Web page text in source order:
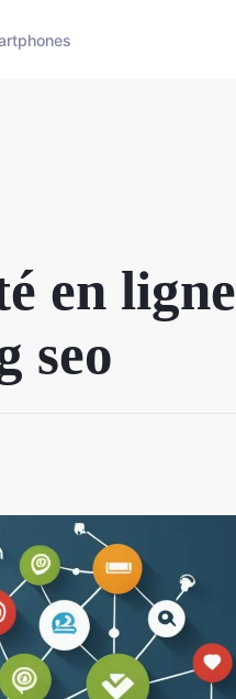
en ligne
seo